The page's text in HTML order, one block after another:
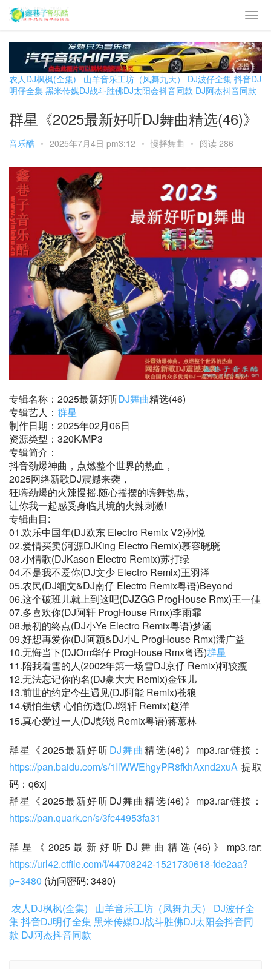
农人DJ枫枫(全集) 山羊音乐工坊（凤舞九天） DJ波仔全集 抖音DJ
明仔全集 黑米传媒DJ战斗胜佛DJ太阳会抖音同款 DJ阿杰抖音同款
群星《2025最新好听DJ舞曲精选(46)》
音乐酷 • 2025年7月4日 pm3:12 • 慢摇舞曲 • 阅读 286
专辑名称：2025最新好听DJ舞曲精选(46)
专辑艺人： 群星
制作日期：2025年02月06日
资源类型：320K/MP3
专辑简介：
抖音劲爆神曲，点燃整个世界的热血，
2025网络新歌DJ震撼来袭，
狂嗨劲爆的火辣慢摇.随心摇摆的嗨舞热盘,
让你我一起感受身临其境的火辣刺激!
专辑曲目:
01.欢乐中国年(DJ欧东 Electro Remix V2)孙悦
02.爱情买卖(河源DJKing Electro Remix)慕容晓晓
03.小情歌(DJKason Electro Remix)苏打绿
04.不是我不爱你(DJ文少 Electro Remix)王羽泽
05.农民(DJ细文&DJ南仔 Electro Remix粤语)Beyond
06.这个破班儿就上到这吧(DJZGG ProgHouse Rmx)王一佳
07.多喜欢你(DJ阿轩 ProgHouse Rmx)李雨霏
08.最初的终点(DJ小Ye Electro Remix粤语)梦涵
09.好想再爱你(DJ阿颖&DJ小L ProgHouse Rmx)潘广益
10.无悔当下(DJOm华仔 ProgHouse Rmx粤语)群星
11.陪我看雪的人(2002年第一场雪DJ京仔 Remix)柯较瘦
12.无法忘记你的名(DJ豪大大 Remix)金钰儿
13.前世的约定今生遇见(DJ阿能 Remix)苍狼
14.锁怕生锈 心怕伤透(DJ翊轩 Remix)赵洋
15.真心爱过一人(DJ彭锐 Remix粤语)蒋蕙林
群星《2025最新好听DJ舞曲精选(46)》mp3.rar链接：
https://pan.baidu.com/s/1IlWWEhgyPR8fkhAxnd2xuA 提取
码：q6xj
群星《2025最新好听DJ舞曲精选(46)》mp3.rar链接：
https://pan.quark.cn/s/3fc44953fa31
群星《2025最新好听DJ舞曲精选(46)》mp3.rar:
https://url42.ctfile.com/f/44708242-1521730618-fde2aa?
p=3480 (访问密码: 3480)
农人DJ枫枫(全集)
山羊音乐工坊（凤舞九天）
DJ波仔全
集抖音DJ明仔全集黑米传媒DJ战斗胜佛DJ太阳会抖音同
款 DJ阿杰抖音同款